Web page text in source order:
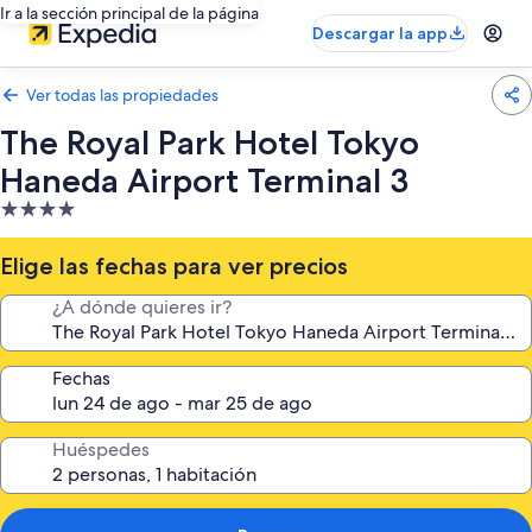
Ir a la sección principal de la página
Descargar la app
Ver todas las propiedades
The Royal Park Hotel Tokyo
Haneda Airport Terminal 3
Propiedad
de
4.0
estrellas
Elige las fechas para ver precios
¿A dónde quieres ir?
Fechas
Huéspedes